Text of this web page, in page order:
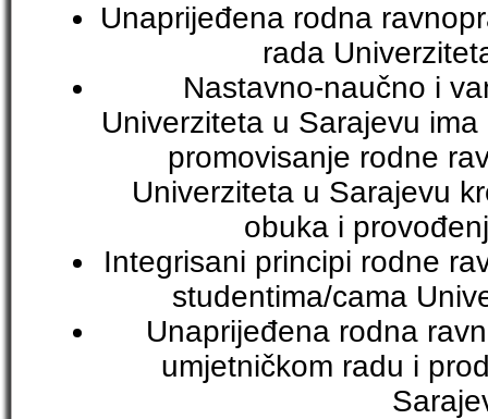
Unaprijeđena rodna
rada
Nastavno-naučno i
Univerziteta u Sarajevu
promovisanje rodne
Univerziteta u Sarajevu
obuka i
Integrisani principi rodne
studentima/cama
Unaprijeđena rodna
umjetničkom radu i